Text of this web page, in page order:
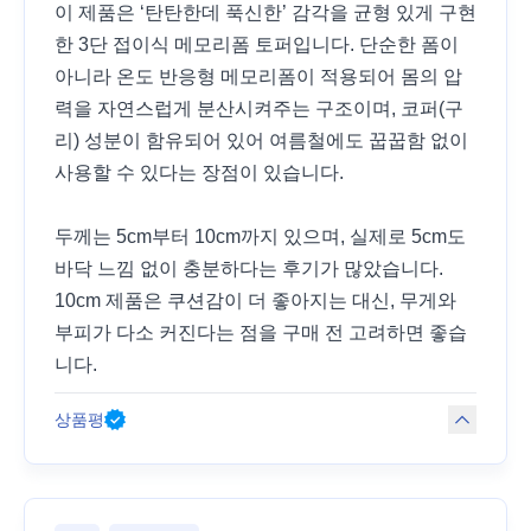
이 제품은 ‘탄탄한데 푹신한’ 감각을 균형 있게 구현
한 3단 접이식 메모리폼 토퍼입니다. 단순한 폼이
아니라 온도 반응형 메모리폼이 적용되어 몸의 압
력을 자연스럽게 분산시켜주는 구조이며, 코퍼(구
리) 성분이 함유되어 있어 여름철에도 꿉꿉함 없이
사용할 수 있다는 장점이 있습니다.
두께는 5cm부터 10cm까지 있으며, 실제로 5cm도
바닥 느낌 없이 충분하다는 후기가 많았습니다.
10cm 제품은 쿠션감이 더 좋아지는 대신, 무게와
부피가 다소 커진다는 점을 구매 전 고려하면 좋습
니다.
상품평